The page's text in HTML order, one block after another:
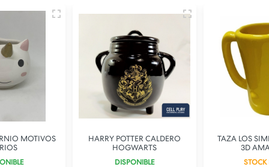
CALDERO
TAZA LOS SIMPSONS BART
3D AMARILLA
STOCK BAJO
TAZA